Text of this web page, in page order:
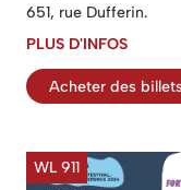
651, rue Dufferin.
PLUS D'INFOS
Acheter des
WL 911